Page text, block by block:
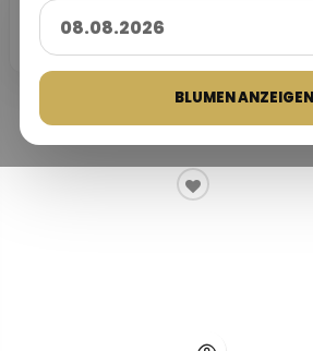
BLUMEN ANZEIGEN
25
25 Jahre
Erfahrung
Vertrauenswürdige
10.000+
Blumenlieferungen in der ganzen Trustpilot